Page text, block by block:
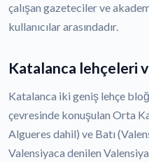
çalışan gazeteciler ve
kullanıcılar arasındadır.
Katalanca lehçeleri
Katalanca iki geniş lehçe
çevresinde konuşulan Orta
Algueres dahil) ve Batı
Valensiyaca denilen